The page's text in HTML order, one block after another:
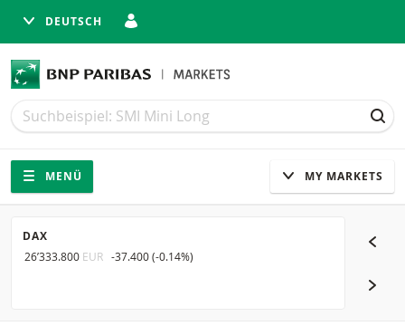
DEUTSCH
Suche
Suche
Navigation
Seitennavigation
MENÜ MY MARKETS
DAX
26’333.800 EUR -37.400(-0.14%)
SMI